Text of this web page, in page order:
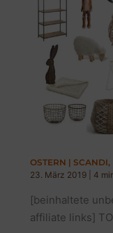
DESIGN
BÜCHER
OSTERN |
23. März 2019
4
[beinhaltete
affiliate links]